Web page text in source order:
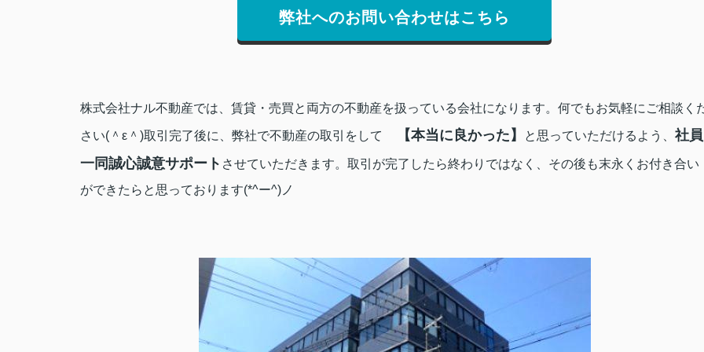
弊社へのお問い合わせはこちら
株式会社ナル不動産では、賃貸・売買と両方の不動産を扱っている会社になります。 何でもお気軽にご相談く
さい(＾ε＾)取引完了後に、弊社で不動産の取引をして 【本当に良かった】 と思っていただけるよう、 社員
一同誠心誠意サポート させていただきます。 取引が完了したら終わりではなく、その後も末永くお付き合い
ができたらと思っております(*^ー^)ノ